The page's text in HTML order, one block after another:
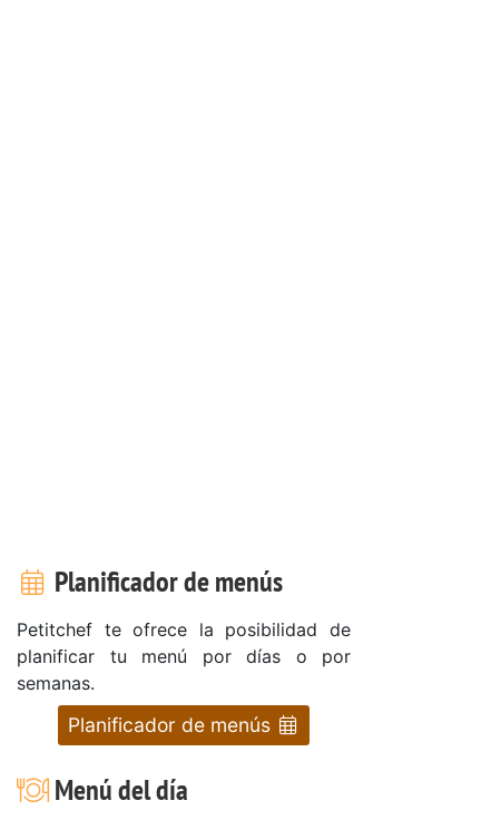
Planificador de menús
Petitchef te ofrece la posibilidad de
planificar tu menú por días o por
semanas.
Planificador de menús
Menú del día